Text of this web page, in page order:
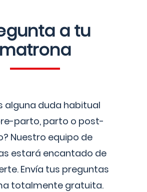
a tu
matrona
alguna duda habitual
parto, parto o post-
Nuestro equipo de
estará encantado de
Envía tus preguntas
totalmente gratuita.